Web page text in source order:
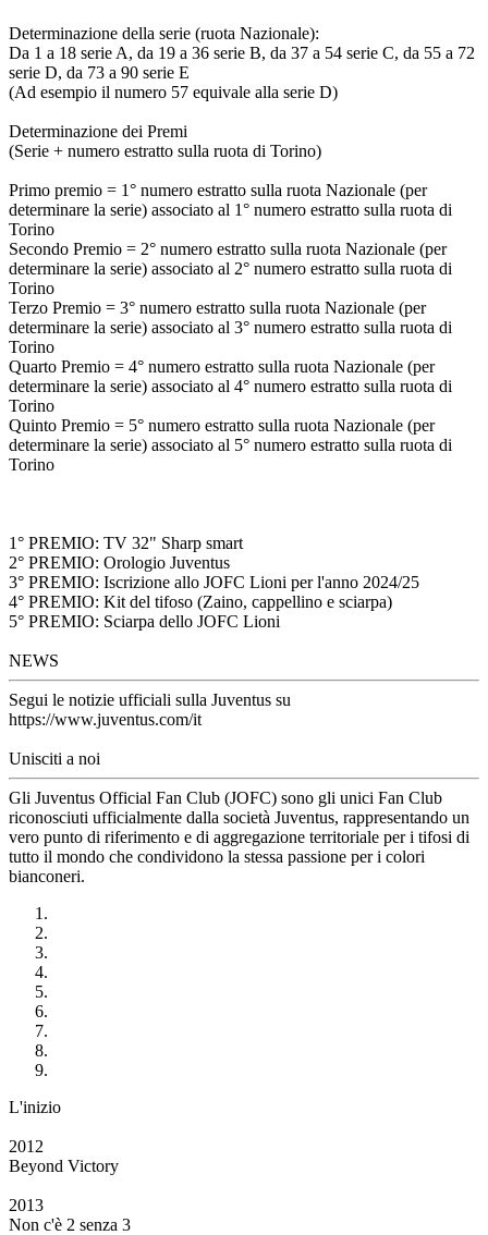
Determinazione della serie (ruota Nazionale):
Da 1 a 18 serie A, da 19 a 36 serie B, da 37 a 54 serie C, da 55 a 72
serie D, da 73 a 90 serie E
(Ad esempio il numero 57 equivale alla serie D)
Determinazione dei Premi
(Serie + numero estratto sulla ruota di Torino)
Primo premio = 1° numero estratto sulla ruota Nazionale (per
determinare la serie) associato al 1° numero estratto sulla ruota di
Torino
Secondo Premio = 2° numero estratto sulla ruota Nazionale (per
determinare la serie) associato al 2° numero estratto sulla ruota di
Torino
Terzo Premio = 3° numero estratto sulla ruota Nazionale (per
determinare la serie) associato al 3° numero estratto sulla ruota di
Torino
Quarto Premio = 4° numero estratto sulla ruota Nazionale (per
determinare la serie) associato al 4° numero estratto sulla ruota di
Torino
Quinto Premio = 5° numero estratto sulla ruota Nazionale (per
determinare la serie) associato al 5° numero estratto sulla ruota di
Torino
1° PREMIO: TV 32" Sharp smart
2° PREMIO: Orologio Juventus
3° PREMIO: Iscrizione allo JOFC Lioni per l'anno 2024/25
4° PREMIO: Kit del tifoso (Zaino, cappellino e sciarpa)
5° PREMIO: Sciarpa dello JOFC Lioni
NEWS
Segui le notizie ufficiali sulla Juventus su
https://www.juventus.com/it
Unisciti a noi
Gli Juventus Official Fan Club (JOFC) sono gli unici Fan Club
riconosciuti ufficialmente dalla società Juventus, rappresentando un
vero punto di riferimento e di aggregazione territoriale per i tifosi di
tutto il mondo che condividono la stessa passione per i colori
bianconeri.
L'inizio
2012
Beyond Victory
2013
Non c'è 2 senza 3